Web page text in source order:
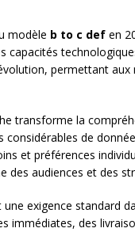
modèle b to c def en
capacités
permettant
transforme la
considérables de
et préférences
des audiences et des
une exigence standard
immédiates, des